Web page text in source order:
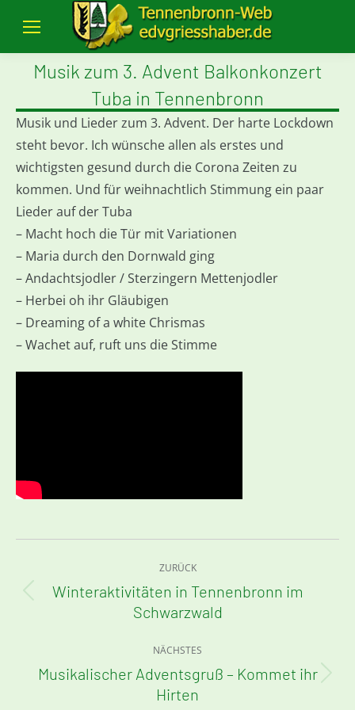
Musik zum 3. Advent Balkonkonzert
Tuba in Tennenbronn
Musik und Lieder zum 3. Advent. Der harte Lockdown
steht bevor. Ich wünsche allen als erstes und
wichtigsten gesund durch die Corona Zeiten zu
kommen. Und für weihnachtlich Stimmung ein paar
Lieder auf der Tuba
– Macht hoch die Tür mit Variationen
– Maria durch den Dornwald ging
– Andachtsjodler / Sterzingern Mettenjodler
– Herbei oh ihr Gläubigen
– Dreaming of a white Chrismas
– Wachet auf, ruft uns die Stimme
ZURÜCK
Vorheriger
Beitrag:
Winteraktivitäten in Tennenbronn im
Schwarzwald
NÄCHSTES
Nächster
Beitrag:
Musikalischer Adventsgruß – Kommet ihr
Hirten